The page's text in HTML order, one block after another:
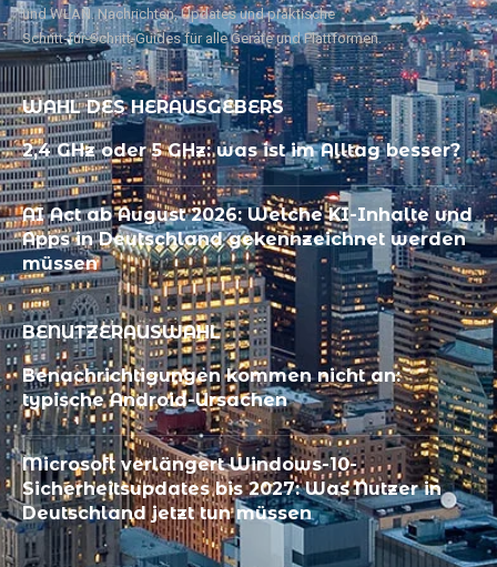
und WLAN. Nachrichten, Updates und praktische
Schritt‑für‑Schritt‑Guides für alle Geräte und Plattformen.
WAHL DES HERAUSGEBERS
2,4 GHz oder 5 GHz: was ist im Alltag besser?
AI Act ab August 2026: Welche KI-Inhalte und
Apps in Deutschland gekennzeichnet werden
müssen
BENUTZERAUSWAHL
Benachrichtigungen kommen nicht an:
typische Android-Ursachen
Microsoft verlängert Windows-10-
Sicherheitsupdates bis 2027: Was Nutzer in
Deutschland jetzt tun müssen